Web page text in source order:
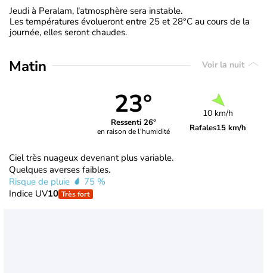
Jeudi à Peralam, l'atmosphère sera instable.
Les températures évolueront entre 25 et 28°C au cours de la
journée, elles seront chaudes.
Matin Voir la nuit
23°
Ressenti 26°
en raison de l'humidité
10 km/h
Rafales15 km/h
Ciel très nuageux devenant plus variable.
Quelques averses faibles.
Risque de pluie
75 %
Indice UV10 Très fort